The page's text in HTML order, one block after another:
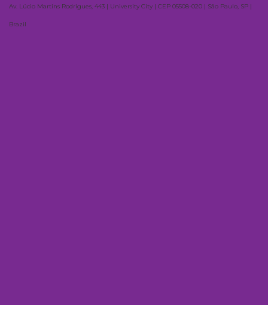
Av. Lúcio Martins Rodrigues, 443 | University City | CEP 05508-020 | São Paulo, SP |
Brazil